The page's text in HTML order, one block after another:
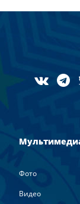
Фото
Видео